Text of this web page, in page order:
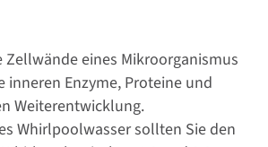
Zellwände eines Mikroorganismus
inneren Enzyme, Proteine und
Weiterentwicklung.
Whirlpoolwasser sollten Sie den